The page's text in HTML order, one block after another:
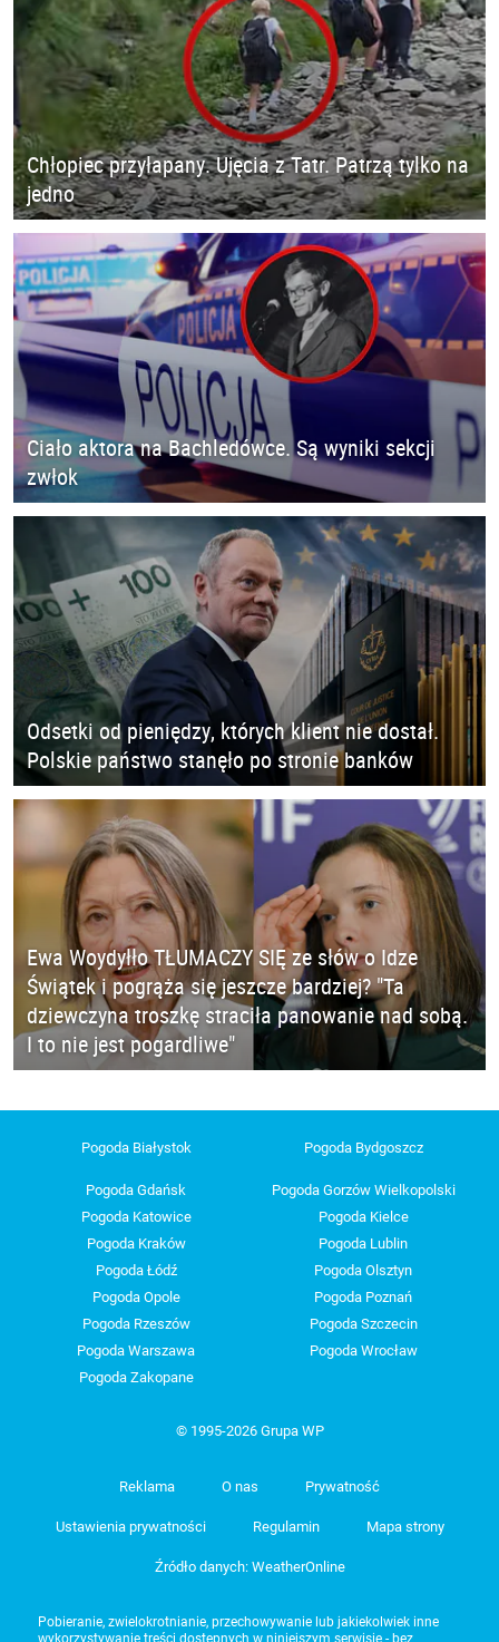
Chłopiec przyłapany. Ujęcia z Tatr. Patrzą tylko na
jedno
Ciało aktora na Bachledówce. Są wyniki sekcji
zwłok
Odsetki od pieniędzy, których klient nie dostał.
Polskie państwo stanęło po stronie banków
Ewa Woydyłło TŁUMACZY SIĘ ze słów o Idze
Świątek i pogrąża się jeszcze bardziej? "Ta
dziewczyna troszkę straciła panowanie nad sobą.
I to nie jest pogardliwe"
Pogoda Białystok Pogoda Bydgoszcz
Pogoda Gdańsk
Pogoda Gorzów Wielkopolski
Pogoda Katowice
Pogoda Kielce
Pogoda Kraków
Pogoda Lublin
Pogoda Łódź
Pogoda Olsztyn
Pogoda Opole
Pogoda Poznań
Pogoda Rzeszów
Pogoda Szczecin
Pogoda Warszawa
Pogoda Wrocław
Pogoda Zakopane
© 1995-2026 Grupa WP
Reklama O nas Prywatność
Ustawienia prywatności Regulamin Mapa strony
Źródło danych: WeatherOnline
Pobieranie, zwielokrotnianie, przechowywanie lub jakiekolwiek inne
wykorzystywanie treści dostępnych w niniejszym serwisie - bez